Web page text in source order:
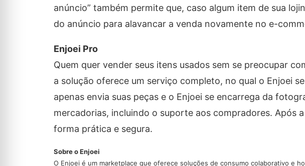
anúncio” também permite que, caso algum item de sua
do anúncio para alavancar a venda novamente no e-
Enjoei Pro
Quem quer vender seus itens usados sem se preocupar
a solução oferece um serviço completo, no qual o Enjoei
apenas envia suas peças e o Enjoei se encarrega da
mercadorias, incluindo o suporte aos compradores. Após
forma prática e segura.
Sobre o Enjoei
O Enjoei é um marketplace que oferece soluções de consumo colaborativo e